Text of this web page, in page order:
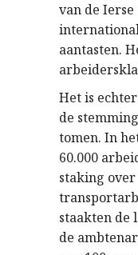
van de
aantasten.
Het is
de
tomen. In
60.000
staking over
staakten de
de